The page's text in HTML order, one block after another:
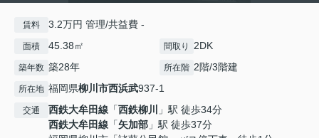
賃料 3.2万円 管理/共益費 -
面積 45.38㎡ 間取り 2DK
築年数 築28年 所在階 2階/3階建
所在地 福岡県柳川市西浜武937-1
交通 西鉄大牟田線 「西鉄柳川
」駅 徒歩34分
西鉄大牟田線 「矢加部 」駅 徒歩37分